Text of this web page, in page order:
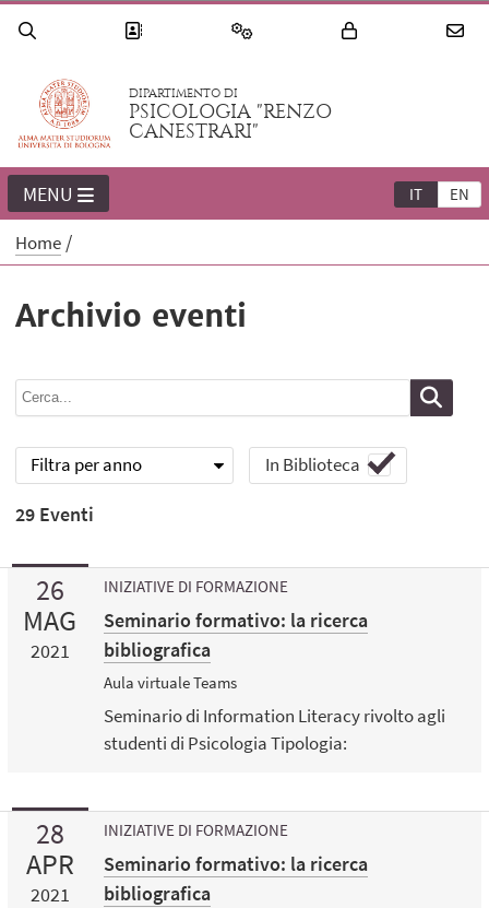
DIPARTIMENTO DI
PSICOLOGIA "RENZO
CANESTRARI"
IT EN
MENU
Home
Archivio eventi
Filtra per anno In Biblioteca
29 Eventi
26
MAG
2021
INIZIATIVE DI FORMAZIONE
Seminario formativo: la ricerca
bibliografica
Aula virtuale Teams
Seminario di Information Literacy rivolto agli
studenti di Psicologia Tipologia:
28
APR
2021
INIZIATIVE DI FORMAZIONE
Seminario formativo: la ricerca
bibliografica